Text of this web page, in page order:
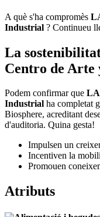
A què s'ha compromès
Industrial ? Continueu
La
Centro de
Podem confirmar que
Industrial ha completat
Biosphere, acreditant
d'auditoria. Quina gesta!
Impulsen un
Incentiven la
Promouen
Atributs